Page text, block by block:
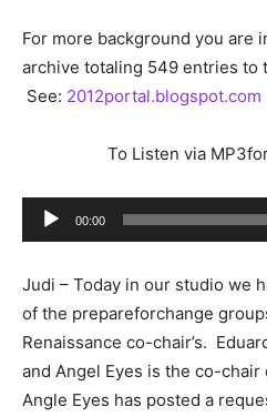
For more background you are
archive totaling 549 entries to
See: 2012portal.blogspot.com
To Listen via
Audio
Player
00:00
Judi – Today in our studio we
of the prepareforchange
Renaissance co-chair’s.
and Angel Eyes is the co-
Angle Eyes has posted a